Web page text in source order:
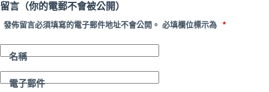
留言（你的電郵不會被公開）
發佈留言必須填寫的電子郵件地址不會公開。 必填欄位標示為 *
名稱
電子郵件